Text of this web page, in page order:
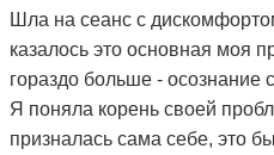
Шла на сеанс с
казалось это основная моя
гораздо больше - осознание
Я поняла корень своей
призналась сама себе, это